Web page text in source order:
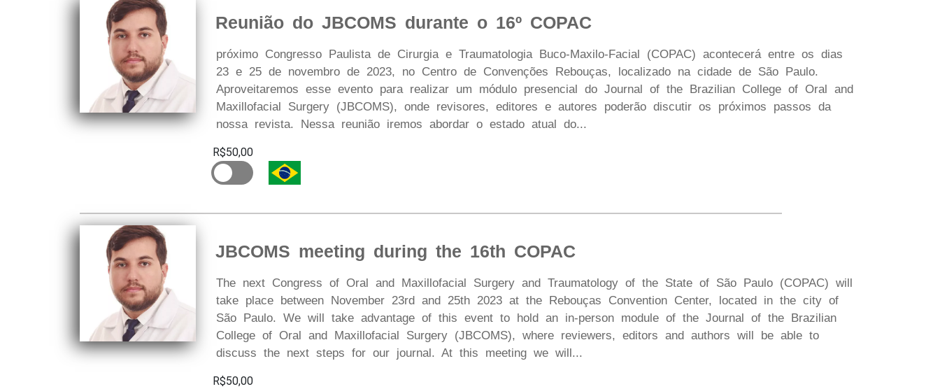
Reunião do JBCOMS durante o 16º COPAC
próximo Congresso Paulista de Cirurgia e Traumatologia Buco-Maxilo-Facial (COPAC) acontecerá entre os dias
23 e 25 de novembro de 2023, no Centro de Convenções Rebouças, localizado na cidade de São Paulo.
Aproveitaremos esse evento para realizar um módulo presencial do Journal of the Brazilian College of Oral and
Maxillofacial Surgery (JBCOMS), onde revisores, editores e autores poderão discutir os próximos passos da
nossa revista. Nessa reunião iremos abordar o estado atual do...
R$50,00
JBCOMS meeting during the 16th COPAC
The next Congress of Oral and Maxillofacial Surgery and Traumatology of the State of São Paulo (COPAC) will
take place between November 23rd and 25th 2023 at the Rebouças Convention Center, located in the city of
São Paulo. We will take advantage of this event to hold an in-person module of the Journal of the Brazilian
College of Oral and Maxillofacial Surgery (JBCOMS), where reviewers, editors and authors will be able to
discuss the next steps for our journal. At this meeting we will...
R$50,00